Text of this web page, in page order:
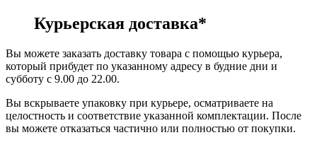
Курьерская доставка*
Вы можете заказать доставку товара с помощью курьера,
который прибудет по указанному адресу в будние дни и
субботу с 9.00 до 22.00.
Вы вскрываете упаковку при курьере, осматриваете на
целостность и соответствие указанной комплектации. После
вы можете отказаться частично или полностью от покупки.